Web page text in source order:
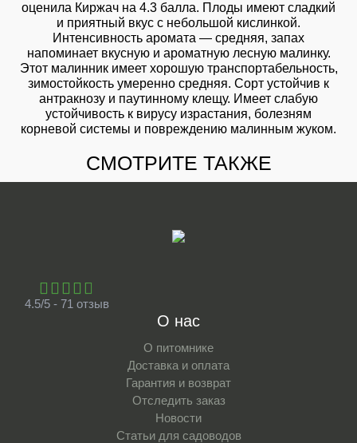
оценила Киржач на 4.3 балла. Плоды имеют сладкий
и приятный вкус с небольшой кислинкой.
Интенсивность аромата — средняя, запах
напоминает вкусную и ароматную лесную малинку.
Этот малинник имеет хорошую транспортабельность,
зимостойкость умеренно средняя. Сорт устойчив к
антракнозу и паутинному клещу. Имеет слабую
устойчивость к вирусу израстания, болезням
корневой системы и повреждению малинным жуком.
СМОТРИТЕ ТАКЖЕ
4.5/5 - 71 отзыв
О нас
О питомнике
Доставка и оплата
Гарантия и возврат
Отследить заказ
Новости
Статьи для садоводов